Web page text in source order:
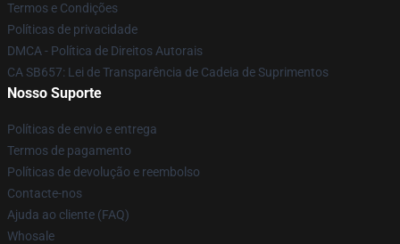
Termos e Condições
Políticas de privacidade
DMCA - Política de Direitos Autorais
CA SB657: Lei de Transparência de Cadeia de Suprimentos
Nosso Suporte
Políticas de envio e entrega
Termos de pagamento
Políticas de devolução e reembolso
Contacte-nos
Ajuda ao cliente (FAQ)
Whosale